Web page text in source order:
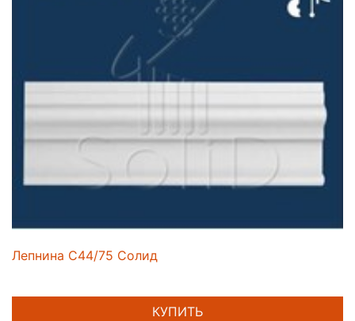
Лепнина C44/75 Солид
КУПИТЬ